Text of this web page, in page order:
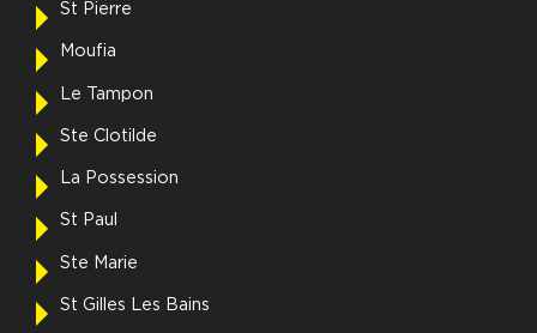
St Pierre
Moufia
Le Tampon
Ste Clotilde
La Possession
St Paul
Ste Marie
St Gilles Les Bains